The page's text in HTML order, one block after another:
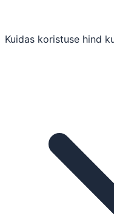
Kuidas koristuse hind